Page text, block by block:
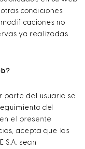
condiciones
no
ya realizadas
parte del usuario se
del
el presente
acepta que las
S.A. sean